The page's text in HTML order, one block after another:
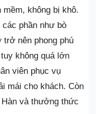
mềm, không bị khô.
phần như bò
trở nên phong phú
không quá lớn
viên phục vụ
mái cho khách. Còn
và thưởng thức